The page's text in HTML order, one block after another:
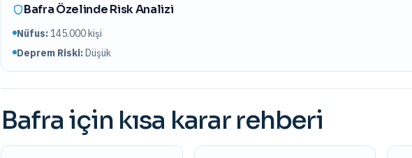
BafraÖzelinde Risk Analizi
Nüfus:145.000kişi
Deprem Riski:Düşük
Bafra için kısa karar rehberi